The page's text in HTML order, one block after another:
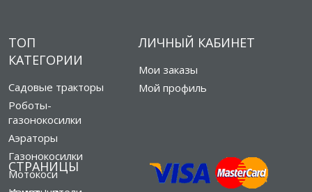
ТОП
КАТЕГОРИИ
Садовые тракторы
Роботы-
газонокосилки
Аэраторы
Газонокосилки
Мотокоси
СТРАНИЦЫ
ЛИЧНЫЙ КАБИНЕТ
Мои заказы
Мой профиль